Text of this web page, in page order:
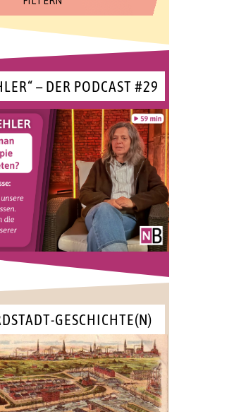
– DER PODCAST #29
GESCHICHTE(N)